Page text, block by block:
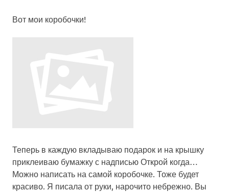
Вот мои коробочки!
Теперь в каждую вкладываю подарок и на крышку
приклеиваю бумажку с надписью Открой когда…
Можно написать на самой коробочке. Тоже будет
красиво. Я писала от руки, нарочито небрежно. Вы